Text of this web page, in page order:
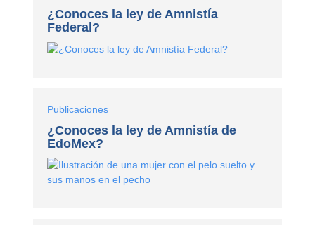
¿Conoces la ley de Amnistía
Federal?
Publicaciones
¿Conoces la ley de Amnistía de
EdoMex?